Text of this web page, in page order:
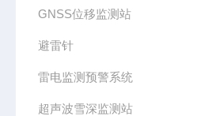
GNSS位移监测站
避雷针
雷电监测预警系统
超声波雪深监测站